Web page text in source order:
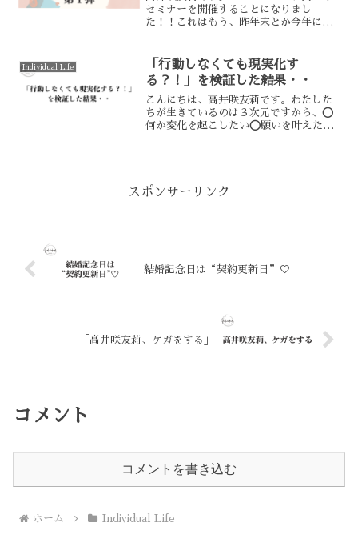
セミナーを開催することになりまし
た！！これはもう、昨年末とか今年に入
くつかの集まりで単発で、いろんなテー
マでお伝えしていたものの、“...
Individual Life
「行動しなくても現実化す
る？！」を検証した結果・・
こんにちは、高井咲友莉です。わたした
ちが生きているのは３次元ですから、⭕️
何か変化を起こしたい⭕️願いを叶えた
スポンサーリンク
結婚記念日は“契約更新日”♡
「高井咲友莉、ケガをする」
コメント
コメントを書き込む
ホーム Individual Life